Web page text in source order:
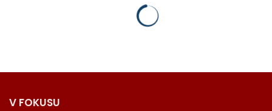
V FOKUSU